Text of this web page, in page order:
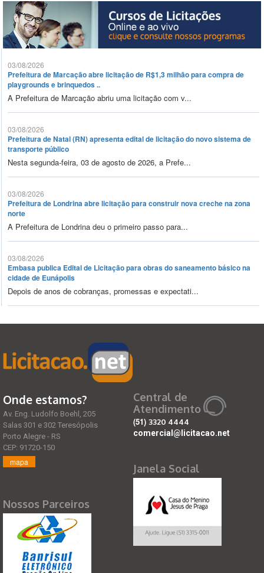
03/08/2026
Prefeitura de Marcação abre licitação de R$1,3 milhão para compra de
playgrounds e brinquedos ..
A Prefeitura de Marcação abriu uma licitação com v...
03/08/2026
Prefeitura de Natal (RN) apresenta edital de licitação do novo sistema de
transporte público
Nesta segunda-feira, 03 de agosto de 2026, a Prefe...
03/08/2026
Prefeitura de Londrina abre licitação para construir nova creche na zona
norte
A Prefeitura de Londrina deu o primeiro passo para...
03/08/2026
Embasa publica Edital de Licitação para obras do saneamento básico na
cidade de Eunápolis
Depois de anos de cobranças, promessas e expectati...
Onde estamos?
Av. Eng. Ludolfo Boehl, 205
Salas 301 e 302 Teresópolis
Porto Alegre - RS
CEP: 91720-150
mapa
Nossos Parceiros
Central de
Atendimento
(51) 3320 4444
comercial@licitacao.net
Janela Social